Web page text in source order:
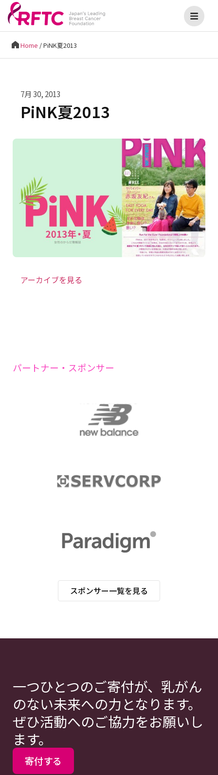
Home /PiNK夏2013
7月 30, 2013
PiNK夏2013
アーカイブを見る
パートナー・スポンサー
スポンサー一覧を見る
一つひとつのご寄付が、乳がん
のない未来への力となります。
ぜひ活動へのご協力をお願いし
ます。
寄付する